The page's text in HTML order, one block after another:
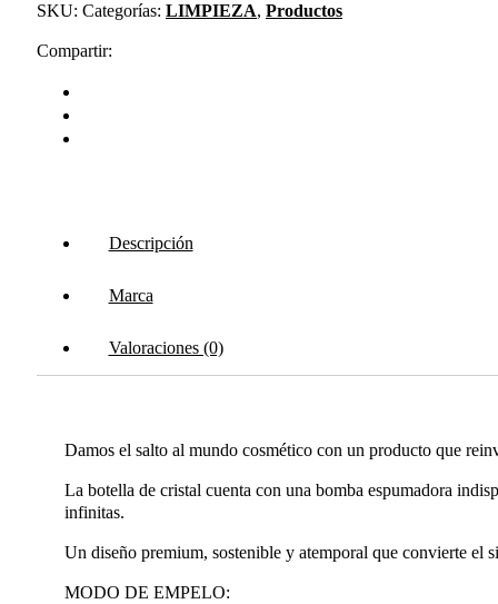
SKU: Categorías: LIMPIEZA, Productos
Compartir:
Descripción
Marca
Valoraciones (0)
Damos el salto al mundo cosmético con un producto que
La botella de cristal cuenta con una bomba espumadora
infinitas.
Un diseño premium, sostenible y atemporal que convierte el
MODO DE EMPELO: